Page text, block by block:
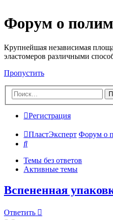
Форум о
Крупнейшая независимая
эластомеров различными
Пропустить
Регистрация
ПластЭксперт Форум о
Поиск
Темы без ответов
Активные темы
Вспененная
Ответить